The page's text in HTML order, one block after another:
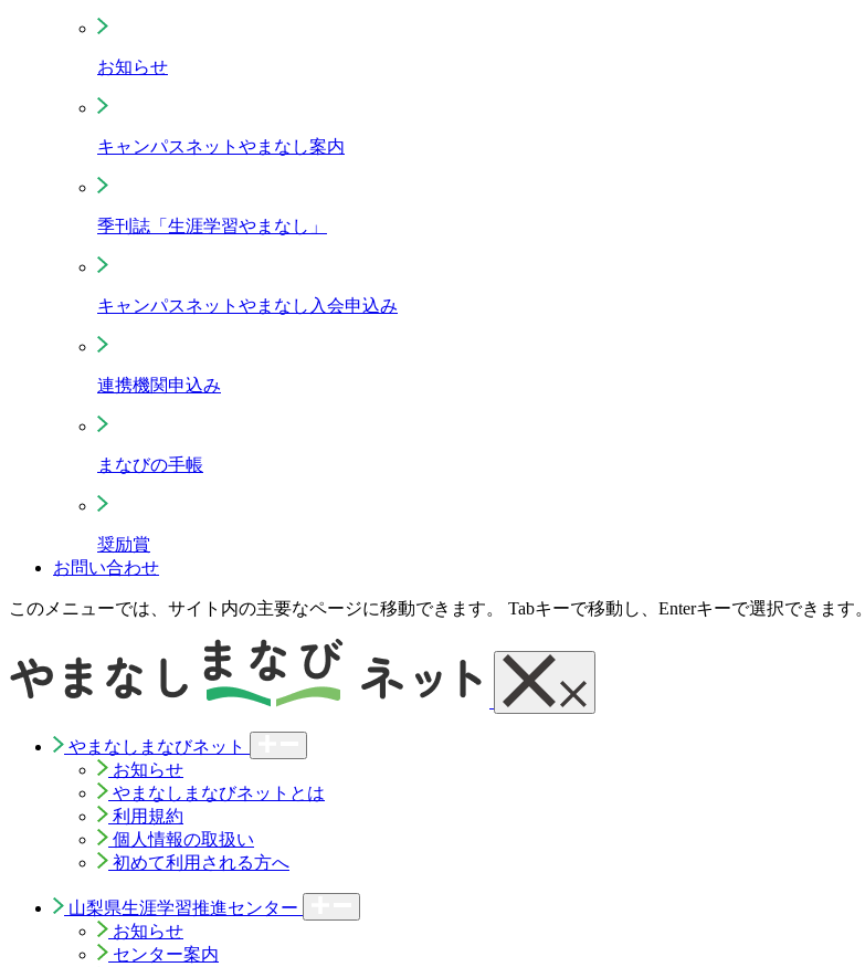
お知らせ
キャンパスネットやまなし案内
季刊誌「生涯学習やまなし」
キャンパスネットやまなし入会申込み
連携機関申込み
まなびの手帳
奨励賞
お問い合わせ
このメニューでは、サイト内の主要なページに移動できます。 Tabキーで移動し、Enterキーで選択できます。
やまなしまなびネット
お知らせ
やまなしまなびネットとは
利用規約
個人情報の取扱い
初めて利用される方へ
山梨県生涯学習推進センター
お知らせ
センター案内